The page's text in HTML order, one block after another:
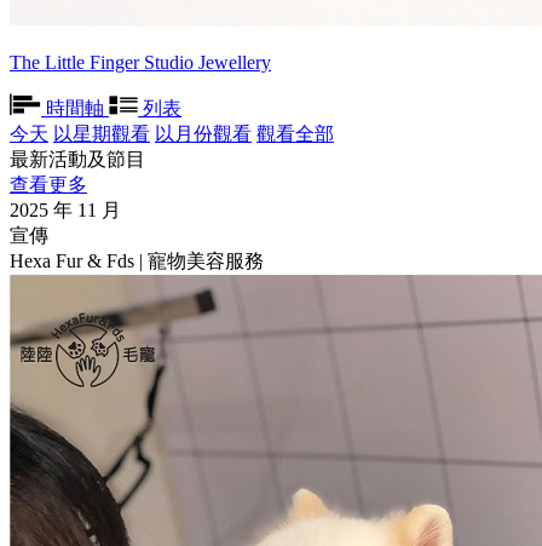
The Little Finger Studio Jewellery
時間軸
列表
今天 以星期觀看 以月份觀看 觀看全部
最新活動及節目
查看更多
2025 年 11 月
宣傳
Hexa Fur & Fds | 寵物美容服務